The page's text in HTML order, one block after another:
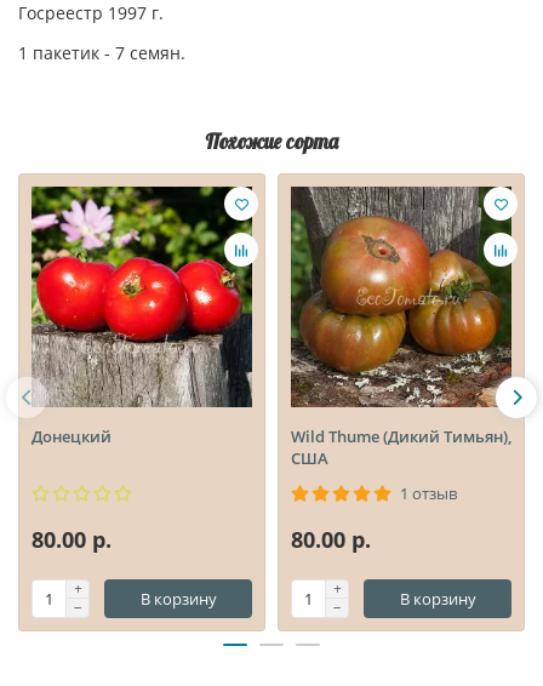
Госреестр 1997 г.
1 пакетик - 7 семян.
Похожие сорта
Донецкий
80.00 р.
В корзину
Wild Thume (Дикий Тимьян),
США
1 отзыв
80.00 р.
В корзину